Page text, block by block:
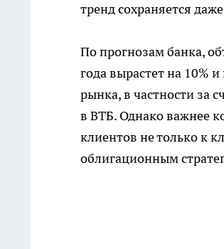
тренд сохраняется
По прогнозам банка,
года вырастет на 10%
рынка, в частности за
в ВТБ. Однако важнее
клиентов не только к
облигационным